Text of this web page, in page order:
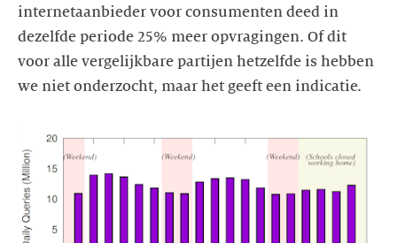
internetaanbieder voor consumenten deed in
dezelfde periode 25% meer opvragingen. Of dit
voor alle vergelijkbare partijen hetzelfde is hebben
we niet onderzocht, maar het geeft een indicatie.